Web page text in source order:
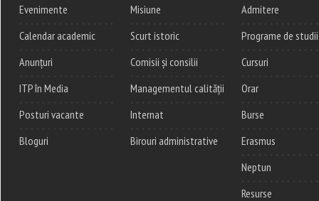
Evenimente
Calendar academic
Anunțuri
ITP în Media
Posturi vacante
Bloguri
Misiune
Scurt istoric
Comisii și consilii
Managementul calității
Internat
Birouri administrative
Admitere
Programe de studii
Cursuri
Orar
Burse
Erasmus
Neptun
Resurse